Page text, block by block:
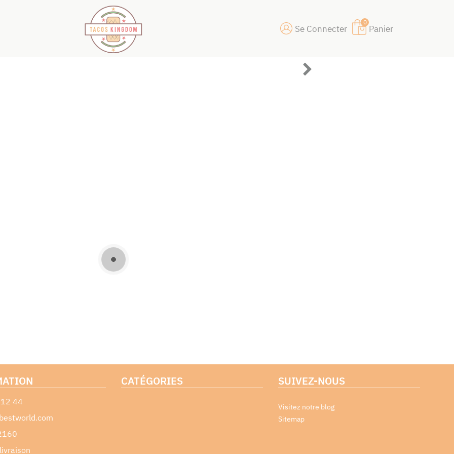
Se Connecter
0
Panier
44
CATÉGORIES SUIVEZ-NOUS
Visitez notre blog
Sitemap